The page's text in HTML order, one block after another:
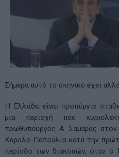
Σήμερα αυτό το σκηνικό έχει
Η Ελλάδα είναι προπύργιο
μια περιοχή που
πρωθυπουργός Α. Σαμαράς
Κάρολο Παπούλια κατά την
περίοδο των διακοπών, όταν ο